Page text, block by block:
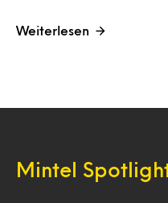
Weiterlesen
Mintel